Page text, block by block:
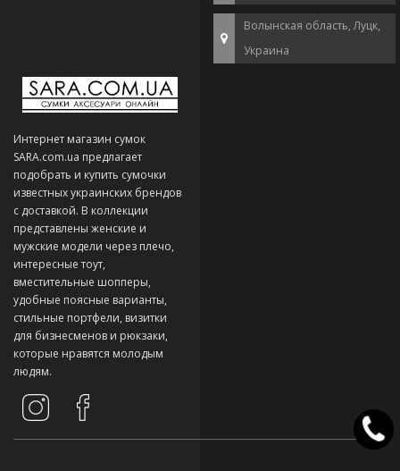
Волынская область, Луцк,
Украина
Интернет магазин сумок
SARA.com.ua предлагает
подобрать и купить сумочки
известных украинских брендов
с доставкой. В коллекции
представлены женские и
мужские модели через плечо,
интересные тоут,
вместительные шопперы,
удобные поясные варианты,
стильные портфели, визитки
для бизнесменов и рюкзаки,
которые нравятся молодым
людям.